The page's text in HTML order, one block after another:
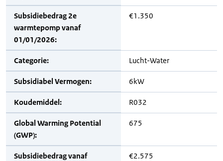
Subsidiebedrag 2e
warmtepomp vanaf
01/01/2026:
€1.350
Categorie: Lucht-Water
Subsidiabel Vermogen: 6kW
Koudemiddel: R032
Global Warming Potential
(GWP):
675
Subsidiebedrag vanaf
€2.575